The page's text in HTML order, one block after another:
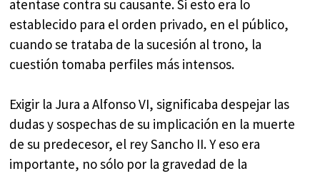
atentase contra su causante. Si esto era lo
establecido para el orden privado, en el público,
cuando se trataba de la sucesión al trono, la
cuestión tomaba perfiles más intensos.
Exigir la Jura a Alfonso VI, significaba despejar las
dudas y sospechas de su implicación en la muerte
de su predecesor, el rey Sancho II. Y eso era
importante, no sólo por la gravedad de la